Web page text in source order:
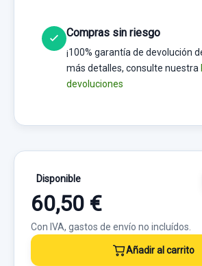
Compras sin riesgo
¡100% garantía de devolución
más detalles, consulte nuestra
devoluciones
Disponible
60,50 €
Con IVA, gastos de envío no incluídos.
Añadir al carrito